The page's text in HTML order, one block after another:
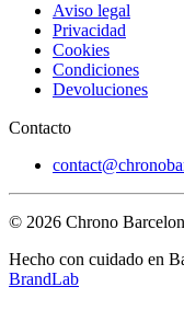
Aviso legal
Privacidad
Cookies
Condiciones
Devoluciones
Contacto
© 2026 Chrono
Hecho con cuidado en
BrandLab